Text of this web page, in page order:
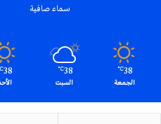
سماء صافية
38
℃
الجمعة
38
℃
السبت
38